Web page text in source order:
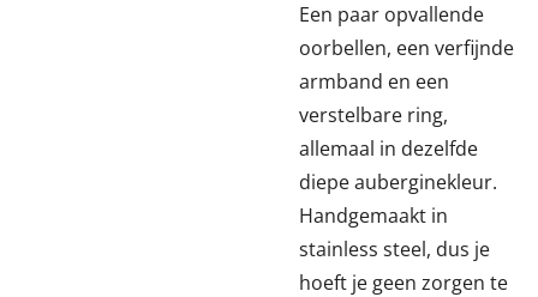
Een paar opvallende
oorbellen, een verfijnde
armband en een
verstelbare ring,
allemaal in dezelfde
diepe auberginekleur.
Handgemaakt in
stainless steel, dus je
hoeft je geen zorgen te